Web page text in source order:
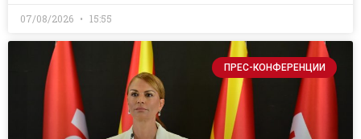
07/08/2026 15:55
ПРЕС-КОНФЕРЕНЦИИ